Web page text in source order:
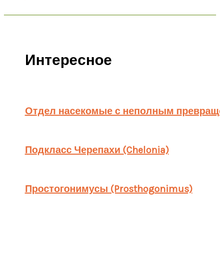
Интересное
Отдел насекомые с неполным
Подкласс Черепахи (Chelonia)
Простогонимусы (Prosthogonimus)